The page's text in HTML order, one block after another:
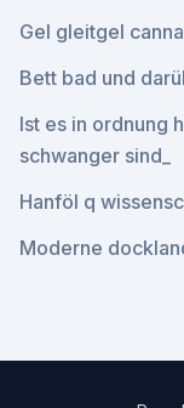
Gel gleitgel
Bett bad und
Ist es in ordnung
schwanger sind_
Hanföl q
Moderne